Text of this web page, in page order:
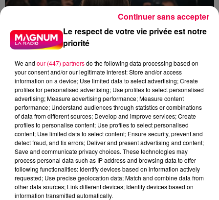
podcasts/2025/10/Infos-People.mp3
Le respect de votre vie privée est notre
priorité
We and our (447) partnersdo the following data processing based on
your consent and/or our legitimate interest: Store and/or access
information on a device; Use limited data to select advertising; Create
profiles for personalised advertising; Use profiles to select personalised
advertising; Measure advertising performance; Measure content
performance; Understand audiences through statistics or combinations
of data from different sources; Develop and improve services; Create
profiles to personalise content; Use profiles to select personalised
content; Use limited data to select content; Ensure security, prevent and
detect fraud, and fix errors; Deliver and present advertising and content;
Save and communicate privacy choices. These technologies may
process personal data such as IP address and browsing data to offer
following functionalities: Identify devices based on information actively
requested; Use precise geolocation data; Match and combine data from
other data sources; Link different devices; Identify devices based on
information transmitted automatically.
Continuer sans accepter